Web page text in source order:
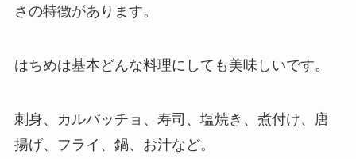
さの特徴があります。
はちめは基本どんな料理にしても美味しいです。
刺身、カルパッチョ、寿司、塩焼き、煮付け、唐
揚げ、フライ、鍋、お汁など。